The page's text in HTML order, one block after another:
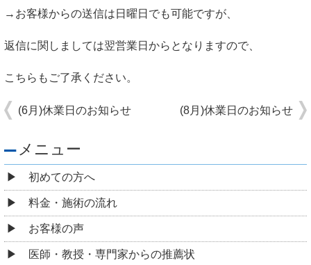
→お客様からの送信は日曜日でも可能ですが、
返信に関しましては翌営業日からとなりますので、
こちらもご了承ください。
(6月)休業日のお知らせ (8月)休業日のお知らせ
メニュー
初めての方へ
料金・施術の流れ
お客様の声
医師・教授・専門家からの推薦状